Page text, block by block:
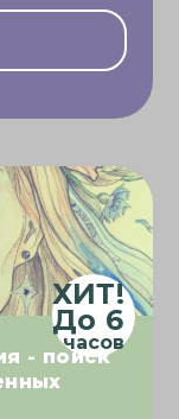
- поиск
ХИТ!
До 6